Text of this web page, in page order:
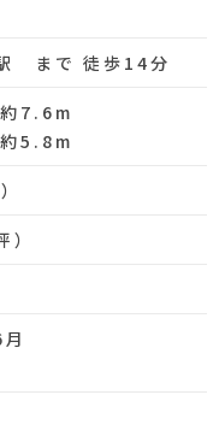
まで 徒歩14分
7.6m
5.8m